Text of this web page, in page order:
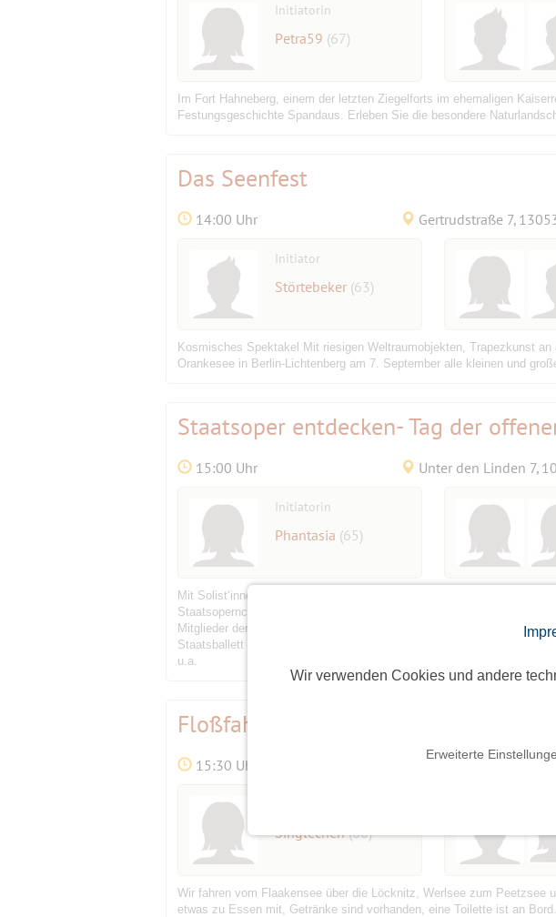
Wir verwenden Cookies und andere
Erweiterte
Initiatorin
Petra59 (67)
Im Fort Hahneberg, einem der letzten Ziegelforts im ehemaligen
Festungsgeschichte Spandaus. Erleben Sie die besondere
Das Seenfest
14:00 Uhr Gertrudstraße 7,
Initiator
Störtebeker (63)
Kosmisches Spektakel Mit riesigen Weltraumobjekten, Trapezkunst
Orankesee in Berlin-Lichtenberg am 7. September alle kleinen und
Staatsoper entdecken- Tag der
15:00 Uhr Unter den Linden 7,
Initiatorin
Phantasia (65)
Mit Solist‘innen des Ensembles
Staatsopernchor
Mitglieder der Staatskapelle Berlin
Staatsballett Berlin
u.a.
Floßfahrt durch die Löcknitz ab
15:30 Uhr Woltersdorf
Singlechen (68)
Wir fahren vom Flaakensee über die Löcknitz, Werlsee zum Peetzsee
etwas zu Essen mit, Getränke sind vorhanden, eine Toilette ist an Bord.